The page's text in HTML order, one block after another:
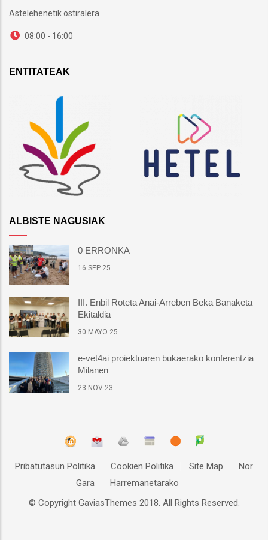
Astelehenetik ostiralera
08:00 - 16:00
ENTITATEAK
ALBISTE NAGUSIAK
0 ERRONKA
16 SEP 25
III. Enbil Roteta Anai-Arreben Beka Banaketa
Ekitaldia
30 MAYO 25
e-vet4ai proiektuaren bukaerako konferentzia
Milanen
23 NOV 23
Pribatutasun Politika Cookien Politika Site Map
Nor
Gara
Harremanetarako
© Copyright GaviasThemes 2018. All Rights Reserved.